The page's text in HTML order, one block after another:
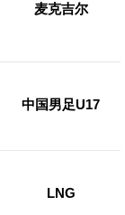
麦克吉尔
中国男足U17
LNG